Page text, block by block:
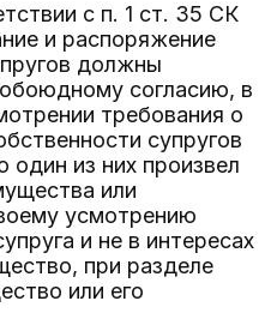
с п. 1 ст. 35 СК
и распоряжение
должны
согласию, в
требования о
супругов
один из них произвел
или
усмотрению
и не в интересах
при разделе
или его